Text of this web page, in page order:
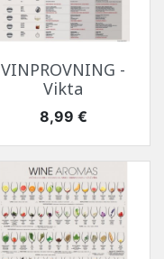
VINPROVNING -
Vikta
Pris
8,99 €